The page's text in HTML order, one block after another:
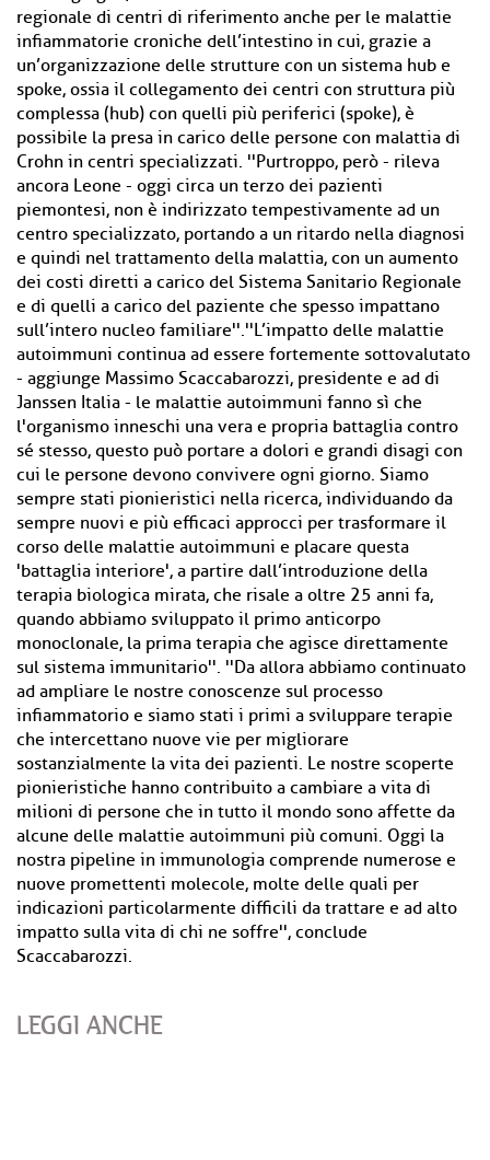
regionale di centri di riferimento anche per le malattie
infiammatorie croniche dell’intestino in cui, grazie a
un’organizzazione delle strutture con un sistema hub e
spoke, ossia il collegamento dei centri con struttura più
complessa (hub) con quelli più periferici (spoke), è
possibile la presa in carico delle persone con malattia di
Crohn in centri specializzati. ''Purtroppo, però - rileva
ancora Leone - oggi circa un terzo dei pazienti
piemontesi, non è indirizzato tempestivamente ad un
centro specializzato, portando a un ritardo nella diagnosi
e quindi nel trattamento della malattia, con un aumento
dei costi diretti a carico del Sistema Sanitario Regionale
e di quelli a carico del paziente che spesso impattano
sull’intero nucleo familiare''.''L’impatto delle malattie
autoimmuni continua ad essere fortemente sottovalutato
- aggiunge Massimo Scaccabarozzi, presidente e ad di
Janssen Italia - le malattie autoimmuni fanno sì che
l'organismo inneschi una vera e propria battaglia contro
sé stesso, questo può portare a dolori e grandi disagi con
cui le persone devono convivere ogni giorno. Siamo
sempre stati pionieristici nella ricerca, individuando da
sempre nuovi e più efficaci approcci per trasformare il
corso delle malattie autoimmuni e placare questa
'battaglia interiore', a partire dall’introduzione della
terapia biologica mirata, che risale a oltre 25 anni fa,
quando abbiamo sviluppato il primo anticorpo
monoclonale, la prima terapia che agisce direttamente
sul sistema immunitario''. ''Da allora abbiamo continuato
ad ampliare le nostre conoscenze sul processo
infiammatorio e siamo stati i primi a sviluppare terapie
che intercettano nuove vie per migliorare
sostanzialmente la vita dei pazienti. Le nostre scoperte
pionieristiche hanno contribuito a cambiare a vita di
milioni di persone che in tutto il mondo sono affette da
alcune delle malattie autoimmuni più comuni. Oggi la
nostra pipeline in immunologia comprende numerose e
nuove promettenti molecole, molte delle quali per
indicazioni particolarmente difficili da trattare e ad alto
impatto sulla vita di chi ne soffre'', conclude
Scaccabarozzi.
LEGGI ANCHE